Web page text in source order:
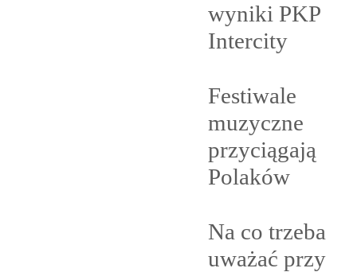
wyniki PKP
Intercity
Festiwale
muzyczne
przyciągają
Polaków
Na co trzeba
uważać przy